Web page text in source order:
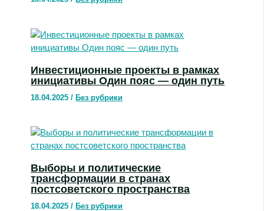
Инвестиционные проекты в рамках
инициативы Один пояс — один путь
18.04.2025/Без рубрики
Выборы и политические
трансформации в странах
постсоветского пространства
18.04.2025/ Без рубрики